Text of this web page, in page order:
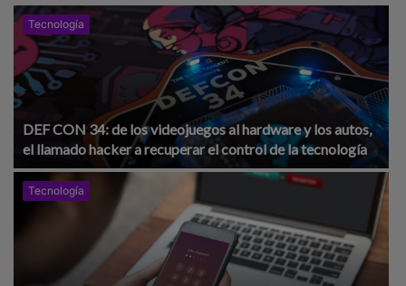
Tecnología
DEF CON 34: de los videojuegos al hardware y los autos,
el llamado hacker a recuperar el control de la tecnología
Tecnología